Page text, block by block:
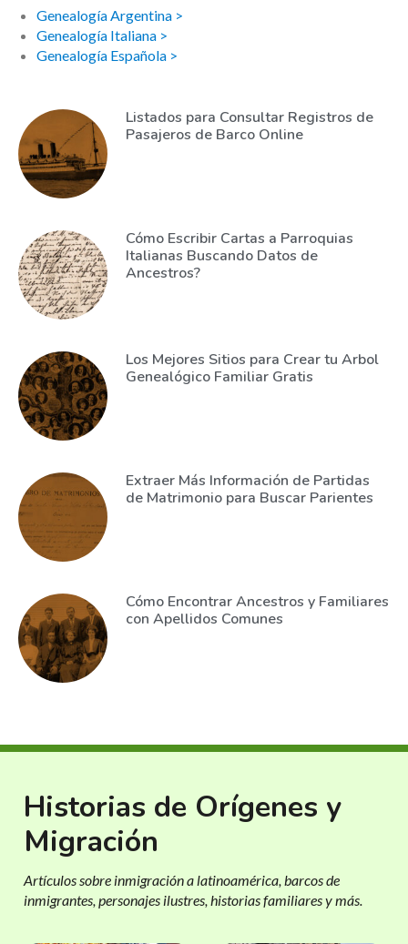
Genealogía Argentina >
Genealogía Italiana >
Genealogía Española >
Listados para Consultar Registros de
Pasajeros de Barco Online
Cómo Escribir Cartas a Parroquias
Italianas Buscando Datos de
Ancestros?
Los Mejores Sitios para Crear tu Arbol
Genealógico Familiar Gratis
Extraer Más Información de Partidas
de Matrimonio para Buscar Parientes
Cómo Encontrar Ancestros y Familiares
con Apellidos Comunes
Historias de Orígenes y
Migración
Artículos sobre inmigración a latinoamérica, barcos de
inmigrantes, personajes ilustres, historias familiares y más.